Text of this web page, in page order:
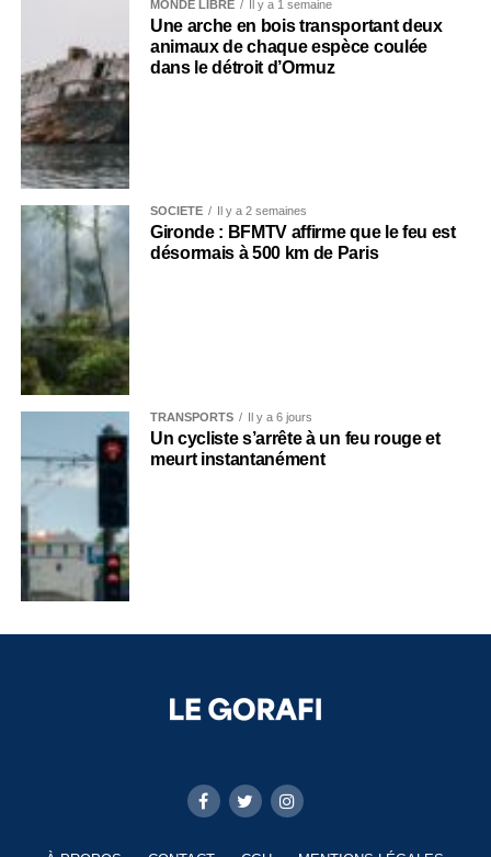
MONDE LIBRE Il y a 1 semaine
Une arche en bois transportant deux
animaux de chaque espèce coulée
dans le détroit d’Ormuz
SOCIÉTÉ Il y a 2 semaines
Gironde : BFMTV affirme que le feu est
désormais à 500 km de Paris
TRANSPORTS Il y a 6 jours
Un cycliste s’arrête à un feu rouge et
meurt instantanément